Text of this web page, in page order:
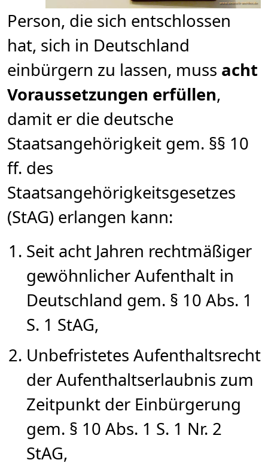
Person, die sich entschlossen
hat, sich in Deutschland
einbürgern zu lassen, muss acht
Voraussetzungen erfüllen,
damit er die deutsche
Staatsangehörigkeit gem. §§ 10
ff. des
Staatsangehörigkeitsgesetzes
(StAG) erlangen kann:
Seit acht Jahren rechtmäßiger
gewöhnlicher Aufenthalt in
Deutschland gem. § 10 Abs. 1
S. 1 StAG,
Unbefristetes Aufenthaltsrecht
der Aufenthaltserlaubnis zum
Zeitpunkt der Einbürgerung
gem. § 10 Abs. 1 S. 1 Nr. 2
StAG,